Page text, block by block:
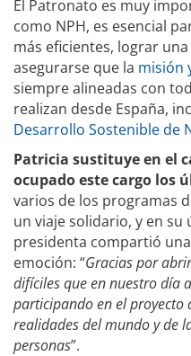
El Patronato es muy
como NPH, es esencial
más eficientes, lograr
asegurarse que la misión
siempre alineadas con
realizan desde España,
Desarrollo Sostenible de
Patricia sustituye en el
ocupado este cargo los
varios de los programas
un viaje solidario, y en
presidenta compartió
emoción: “Gracias por
difíciles que en nuestro día
participando en el proyecto
realidades del mundo y de
personas”.